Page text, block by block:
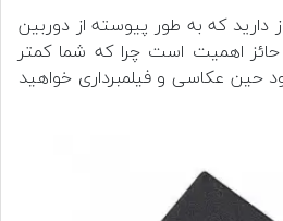
دارید که به طور پیوسته از دوربین
حائز اهمیت است چرا که شما کمتر
حین عکاسی و فیلمبرداری خواهید